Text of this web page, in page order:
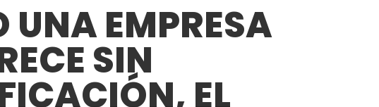
UNA EMPRESA
SIN
EL